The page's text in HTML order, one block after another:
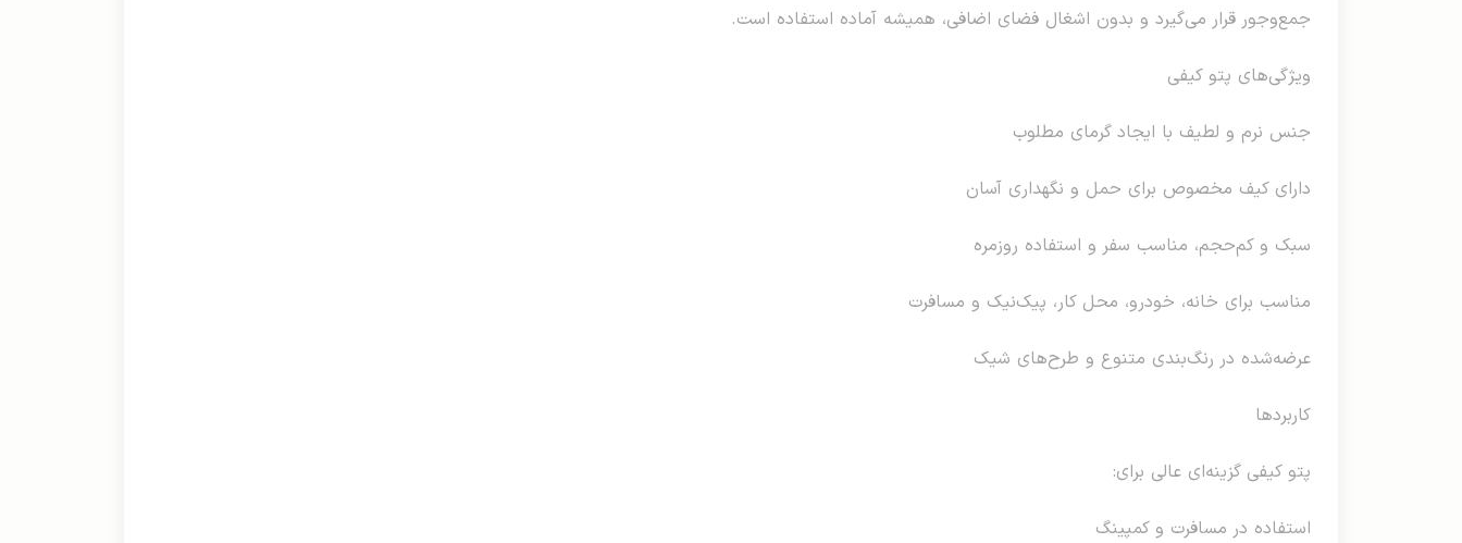
جمع‌وجور قرار می‌گیرد و بدون اشغال فضای اضافی، همیشه آماده استفاده است.
ویژگی‌های پتو کیفی
جنس نرم و لطیف با ایجاد گرمای مطلوب
دارای کیف مخصوص برای حمل و نگهداری آسان
سبک و کم‌حجم، مناسب سفر و استفاده روزمره
مناسب برای خانه، خودرو، محل کار، پیک‌نیک و مسافرت
عرضه‌شده در رنگ‌بندی متنوع و طرح‌های شیک
کاربردها
پتو کیفی گزینه‌ای عالی برای:
استفاده در مسافرت و کمپینگ